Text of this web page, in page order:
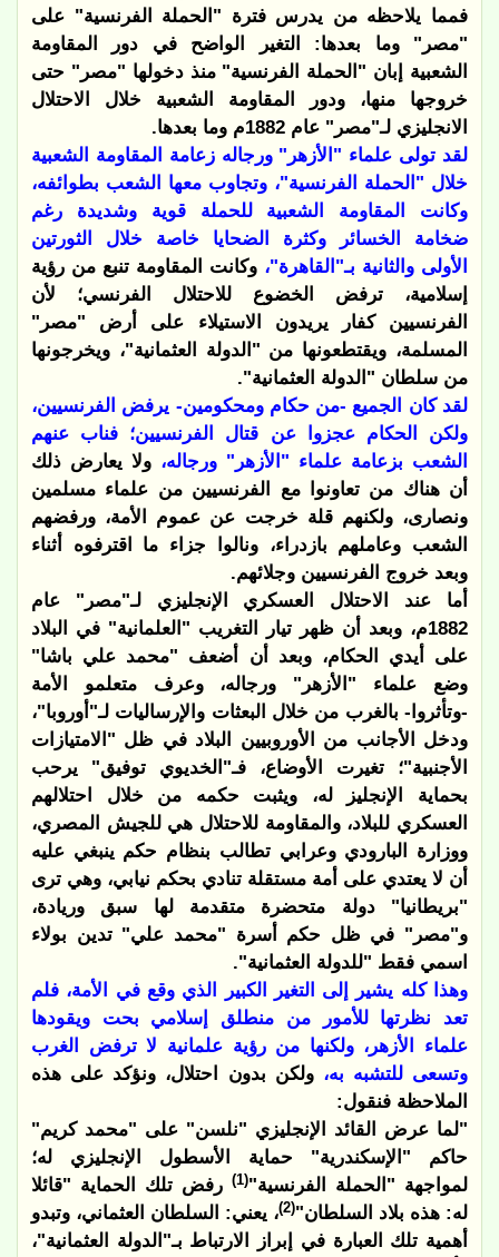
فمما يلاحظه من يدرس فترة "الحملة الفرنسية" على
"مصر" وما بعدها: التغير الواضح في دور المقاومة
الشعبية إبان "الحملة الفرنسية" منذ دخولها "مصر" حتى
خروجها منها، ودور المقاومة الشعبية خلال الاحتلال
الانجليزي لـ"مصر" عام 1882م وما بعدها.
لقد تولى علماء "الأزهر" ورجاله زعامة المقاومة الشعبية
خلال "الحملة الفرنسية"، وتجاوب معها الشعب بطوائفه،
وكانت المقاومة الشعبية للحملة قوية وشديدة رغم
ضخامة الخسائر وكثرة الضحايا خاصة خلال الثورتين
الأولى والثانية بـ"القاهرة"، وكانت المقاومة تنبع من رؤية
إسلامية، ترفض الخضوع للاحتلال الفرنسي؛ لأن
الفرنسيين كفار يريدون الاستيلاء على أرض "مصر"
المسلمة، ويقتطعونها من "الدولة العثمانية"، ويخرجونها
من سلطان "الدولة العثمانية".
لقد كان الجميع -من حكام ومحكومين- يرفض الفرنسيين،
ولكن الحكام عجزوا عن قتال الفرنسيين؛ فناب عنهم
الشعب بزعامة علماء "الأزهر" ورجاله، ولا يعارض ذلك
أن هناك من تعاونوا مع الفرنسيين من علماء مسلمين
ونصارى، ولكنهم قلة خرجت عن عموم الأمة، ورفضهم
الشعب وعاملهم بازدراء، ونالوا جزاء ما اقترفوه أثناء
وبعد خروج الفرنسيين وجلائهم.
أما عند الاحتلال العسكري الإنجليزي لـ"مصر" عام
1882م، وبعد أن ظهر تيار التغريب "العلمانية" في البلاد
على أيدي الحكام، وبعد أن أضعف "محمد علي باشا"
وضع علماء "الأزهر" ورجاله، وعرف متعلمو الأمة
-وتأثروا- بالغرب من خلال البعثات والإرساليات لـ"أوروبا"،
ودخل الأجانب من الأوروبيين البلاد في ظل "الامتيازات
الأجنبية"؛ تغيرت الأوضاع، فـ"الخديوي توفيق" يرحب
بحماية الإنجليز له، ويثبت حكمه من خلال احتلالهم
العسكري للبلاد، والمقاومة للاحتلال هي للجيش المصري،
ووزارة البارودي وعرابي تطالب بنظام حكم ينبغي عليه
أن لا يعتدي على أمة مستقلة تنادي بحكم نيابي، وهي ترى
"بريطانيا" دولة متحضرة متقدمة لها سبق وريادة،
و"مصر" في ظل حكم أسرة "محمد علي" تدين بولاء
اسمي فقط "للدولة العثمانية".
وهذا كله يشير إلى التغير الكبير الذي وقع في الأمة، فلم
تعد نظرتها للأمور من منطلق إسلامي بحت ويقودها
علماء الأزهر، ولكنها من رؤية علمانية لا ترفض الغرب
وتسعى للتشبه به، ولكن بدون احتلال، ونؤكد على هذه
الملاحظة فنقول:
"لما عرض القائد الإنجليزي "نلسن" على "محمد كريم"
حاكم "الإسكندرية" حماية الأسطول الإنجليزي له؛
لمواجهة "الحملة الفرنسية"(1)
رفض تلك الحماية "قائلا
له: هذه بلاد السلطان"(2)
، يعني: السلطان العثماني، وتبدو
أهمية تلك العبارة في إبراز الارتباط بـ"الدولة العثمانية"،